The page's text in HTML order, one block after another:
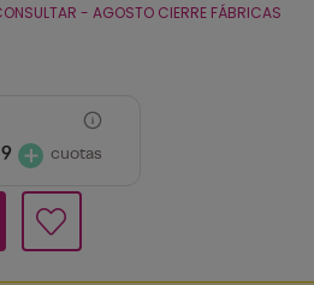
- AGOSTO CIERRE FÁBRICAS
9 cuotas